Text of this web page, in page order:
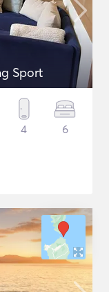
Sport
4 6